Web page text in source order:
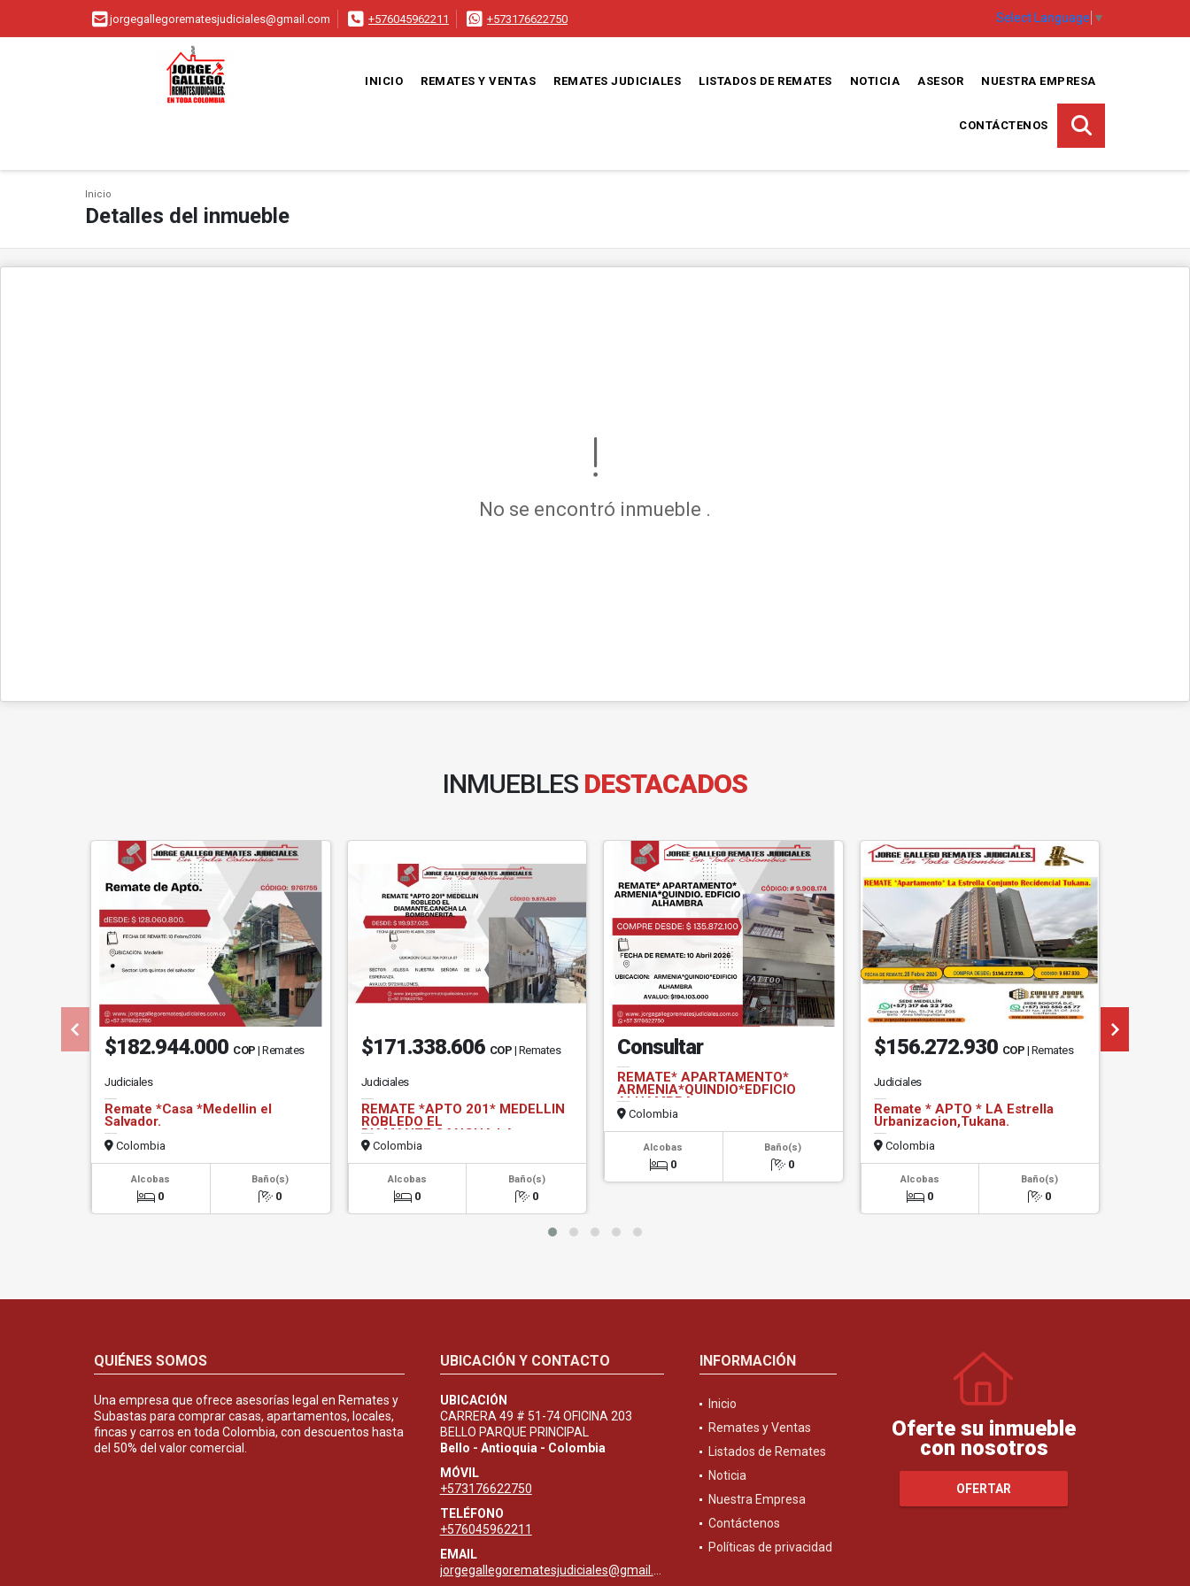
jorgegallegorematesjudiciales@gmail.com +576045962211 +573176622750 Select Language ▼
INICIO REMATES Y VENTAS REMATES JUDICIALES LISTADOS DE REMATES NOTICIA ASESOR NUESTRA EMPRESA
CONTÁCTENOS
Inicio
Detalles del inmueble
No se encontró inmueble .
INMUEBLES DESTACADOS
$182.944.000 COP | Remates
Judiciales
Remate *Casa *Medellin el
Salvador.
Colombia
Alcobas
0
Baño(s)
0
$171.338.606 COP | Remates
Judiciales
REMATE *APTO 201* MEDELLIN
ROBLEDO EL
DIAMANTE.CANCHA LA
BOMBONERITA.
Colombia
Alcobas
0
Baño(s)
0
Consultar
REMATE* APARTAMENTO*
ARMENIA*QUINDIO*EDFICIO
ALHAMBRA.
Colombia
Alcobas
0
Baño(s)
0
$156.272.930 COP | Remates
Judiciales
Remate * APTO * LA Estrella
Urbanizacion,Tukana.
Colombia
Alcobas
0
Baño(s)
0
QUIÉNES SOMOS
Una empresa que ofrece asesorías legal en Remates y
Subastas para comprar casas, apartamentos, locales,
fincas y carros en toda Colombia, con descuentos hasta
del 50% del valor comercial.
UBICACIÓN Y CONTACTO
UBICACIÓN
CARRERA 49 # 51-74 OFICINA 203
BELLO PARQUE PRINCIPAL
Bello - Antioquia - Colombia
MÓVIL
+573176622750
TELÉFONO
+576045962211
EMAIL
jorgegallegorematesjudiciales@gmail.com
INFORMACIÓN
Inicio
Remates y Ventas
Listados de Remates
Noticia
Nuestra Empresa
Contáctenos
Políticas de privacidad
Oferte su inmueble
con nosotros
OFERTAR